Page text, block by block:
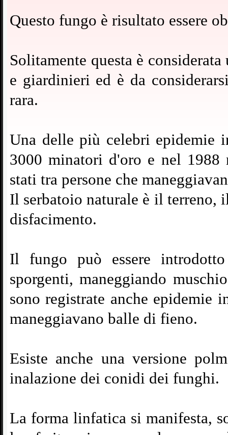
Questo fungo è risultato essere
Solitamente questa è
e giardinieri ed è da
rara.
Una delle più celebri epidemie
3000 minatori d'oro e nel
stati tra persone che
Il serbatoio naturale è il terreno,
disfacimento.
Il fungo può essere
sporgenti, maneggiando
sono registrate anche epidemie
maneggiavano balle di fieno.
Esiste anche una versione
inalazione dei conidi dei funghi.
La forma linfatica si manifesta,